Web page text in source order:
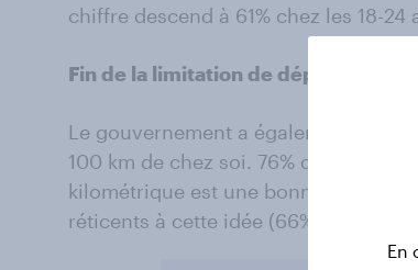
chiffre descend à 61% chez les 18-
Fin de la limitation de déplacement à
Le gouvernement a également
100 km de chez soi. 76% des
kilométrique est une bonne chose.
réticents à cette idée (66% vs. 83%
En